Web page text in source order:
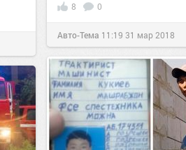
8 0
Авто-Тема 11:19 31 мар 2018